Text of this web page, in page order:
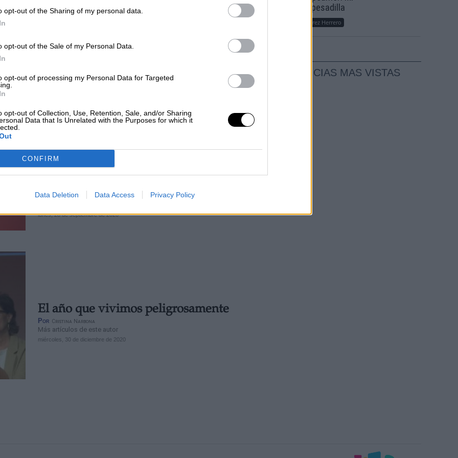
opt-out of the Sharing of my personal data.
opt-out of the Sale of my Personal Data.
opt-out of processing my Personal Data for Targeted
opt-out of Collection, Use, Retention, Sale, and/or Sharing
Data that Is Unrelated with the Purposes for which it
CONFIRM
Data Deletion Data Access Privacy Policy
Europa y las buenas perspectivas que
España
abandonen la táctica partidista, y luchen
contra el virus, en lugar de luchar contra
Por Redacción La Hora Digital
lunes, 28 de septiembre de 2020
El año que vivimos peligrosamente
Por Cristina Narbona
Más artículos de este autor
miércoles, 30 de diciembre de 2020
sueño, mi pesadilla
María Pérez Herrero
NOTICIAS MAS VISTAS